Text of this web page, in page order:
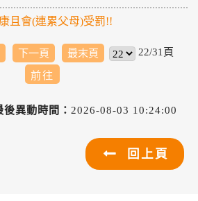
且會(連累父母)受罰!!
下一頁 最末頁 22/31頁
後異動時間： 2026-08-03 10:24:00
回上頁